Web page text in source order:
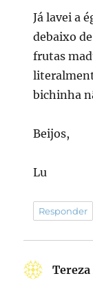
Já lavei a
debaixo
frutas
bichinha
Beijos,
Lu
Responder